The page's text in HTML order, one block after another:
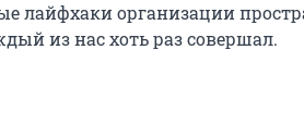
лайфхаки организации
из нас хоть раз совершал.